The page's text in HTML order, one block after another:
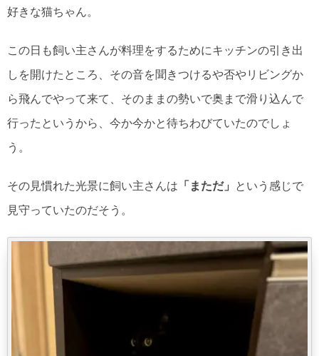
好きな猫ちゃん。
この日も飼い主さんが料理をするためにキッチンの引き出
しを開けたところ、その音を聞きつけるや否やリビングか
ら飛んでやって来て、そのままの勢いで奥まで滑り込んで
行ったというから、今か今かと待ちわびていたのでしょ
う。
その見慣れた光景に飼い主さんは 「まただ」
という感じで
見守っていたのだそう。